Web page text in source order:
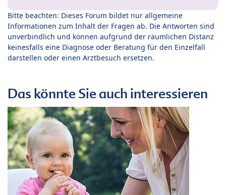
Bitte beachten: Dieses Forum bildet nur allgemeine
Informationen zum Inhalt der Fragen ab. Die Antworten sind
unverbindlich und können aufgrund der räumlichen Distanz
keinesfalls eine Diagnose oder Beratung für den Einzelfall
darstellen oder einen Arztbesuch ersetzen.
Das könnte Sie auch interessieren